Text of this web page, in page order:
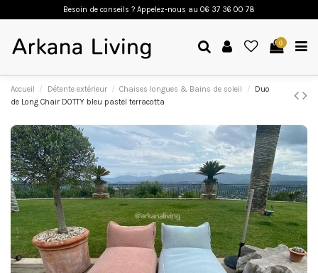
Besoin de conseils ? Appelez-nous au 06 37 36 00 78
0
Accueil Détente extérieur Chaises longues & Bains de soleil
Duo
de Long Chair DOTTY bleu pastel terracotta